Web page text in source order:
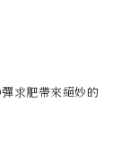
求肥帶來絕妙的